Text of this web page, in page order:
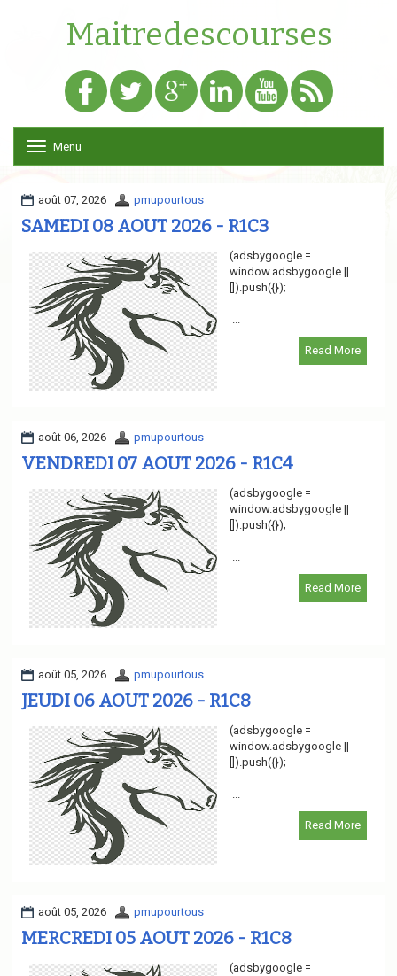
Maitredescourses
o
g
e
a
v
i
g
a
t
i
o
n
Menu
août 07, 2026 pmupourtous
SAMEDI 08 AOUT 2026 - R1C3
(adsbygoogle =
window.adsbygoogle ||
[]).push({});
...
Read More
août 06, 2026 pmupourtous
VENDREDI 07 AOUT 2026 - R1C4
(adsbygoogle =
window.adsbygoogle ||
[]).push({});
...
Read More
août 05, 2026 pmupourtous
JEUDI 06 AOUT 2026 - R1C8
(adsbygoogle =
window.adsbygoogle ||
[]).push({});
...
Read More
août 05, 2026 pmupourtous
MERCREDI 05 AOUT 2026 - R1C8
(adsbygoogle =